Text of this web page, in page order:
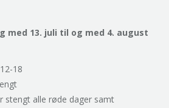
med 13. juli til og med 4. august
18
stengt alle røde dager samt